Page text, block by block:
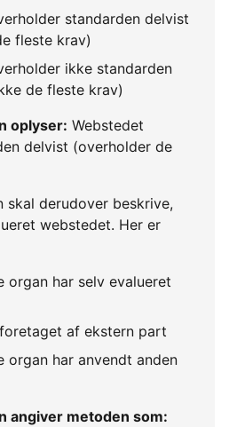
standarden delvist
fleste krav)
ikke standarden
de fleste krav)
oplyser: Webstedet
delvist (overholder de
derudover beskrive,
webstedet. Her er
organ har selv evalueret
af ekstern part
organ har anvendt anden
angiver metoden som: